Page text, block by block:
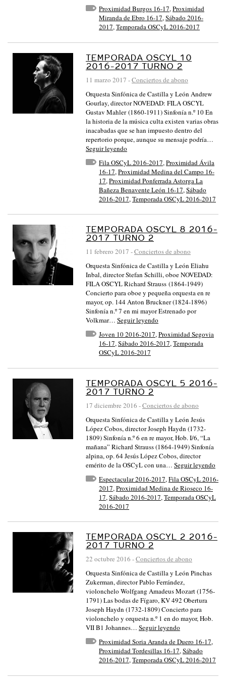
Proximidad Burgos 16-17,Proximidad
Miranda de Ebro 16-17,Sábado 2016-
2017,Temporada OSCyL 2016-2017
TEMPORADA OSCYL 10
2016-2017 TURNO 2
11 marzo 2017 -Conciertos de abono
Orquesta Sinfónica de Castilla y León Andrew
Gourlay, director NOVEDAD: FILA OSCYL
Gustav Mahler (1860-1911) Sinfonía n.º 10 En
la historia de la música culta existen varias obras
inacabadas que se han impuesto dentro del
repertorio porque, aunque su mensaje podría…
Seguir leyendo
Fila OSCyL 2016-2017,Proximidad Ávila
16-17,Proximidad Medina del Campo 16-
17,Proximidad Ponferrada Astorga La
Bañeza Benavente León 16-17,Sábado
2016-2017,Temporada OSCyL 2016-2017
TEMPORADA OSCYL 8 2016-
2017 TURNO 2
11 febrero 2017 -Conciertos de abono
Orquesta Sinfónica de Castilla y León Eliahu
Inbal, director Stefan Schilli, oboe NOVEDAD:
FILA OSCYL Richard Strauss (1864-1949)
Concierto para oboe y pequeña orquesta en re
mayor, op. 144 Anton Bruckner (1824-1896)
Sinfonía n.º 7 en mi mayor Estrenado por
Volkmar… Seguir leyendo
Joven 10 2016-2017,Proximidad Segovia
16-17,Sábado 2016-2017,Temporada
OSCyL 2016-2017
TEMPORADA OSCYL 5 2016-
2017 TURNO 2
17 diciembre 2016 -Conciertos de abono
Orquesta Sinfónica de Castilla y León Jesús
López Cobos, director Joseph Haydn (1732-
1809) Sinfonía n.º 6 en re mayor, Hob. I/6, “La
mañana” Richard Strauss (1864-1949) Sinfonía
alpina, op. 64 Jesús López Cobos, director
emérito de la OSCyL con una… Seguir leyendo
Espectacular 2016-2017,Fila OSCyL 2016-
2017,Proximidad Medina de Rioseco 16-
17,Sábado 2016-2017,Temporada OSCyL
2016-2017
TEMPORADA OSCYL 2 2016-
2017 TURNO 2
22 octubre 2016 -Conciertos de abono
Orquesta Sinfónica de Castilla y León Pinchas
Zukerman, director Pablo Ferrández,
violonchelo Wolfgang Amadeus Mozart (1756-
1791) Las bodas de Fígaro, KV 492 Obertura
Joseph Haydn (1732-1809) Concierto para
violonchelo y orquesta n.º 1 en do mayor, Hob.
VII B1 Johannes… Seguir leyendo
Proximidad Soria Aranda de Duero 16-17,
Proximidad Tordesillas 16-17,Sábado
2016-2017,Temporada OSCyL 2016-2017